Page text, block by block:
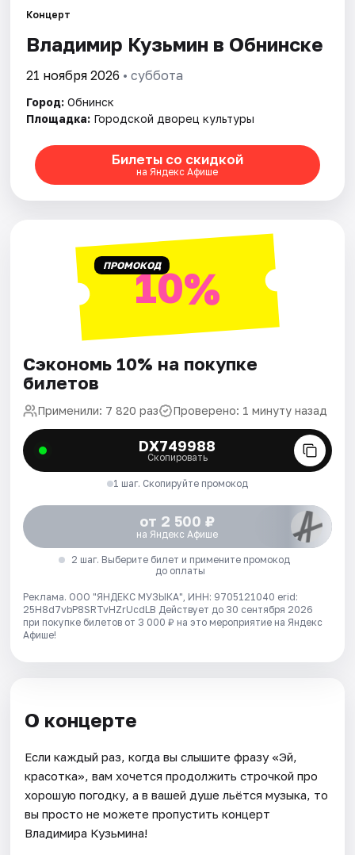
Концерт
Владимир Кузьмин в Обнинске
21 ноября 2026 • суббота
Город: Обнинск
Площадка: Городской дворец культуры
Билеты со скидкой
на Яндекс Афише
ПРОМОКОД10%
Сэкономь 10% на покупке
билетов
Применили: 7 820 раз Проверено: 1 минуту назад
DX749988
Скопировать
1 шаг. Скопируйте промокод
от 2 500 ₽
на Яндекс Афише
2 шаг. Выберите билет и примените промокод
до оплаты
Реклама. ООО "ЯНДЕКС МУЗЫКА", ИНН: 9705121040 erid:
25H8d7vbP8SRTvHZrUcdLB Действует до 30 сентября 2026
при покупке билетов от 3 000 ₽ на это мероприятие на Яндекс
Афише!
О концерте
Если каждый раз, когда вы слышите фразу «Эй,
красотка», вам хочется продолжить строчкой про
хорошую погодку, а в вашей душе льётся музыка, то
вы просто не можете пропустить концерт
Владимира Кузьмина!